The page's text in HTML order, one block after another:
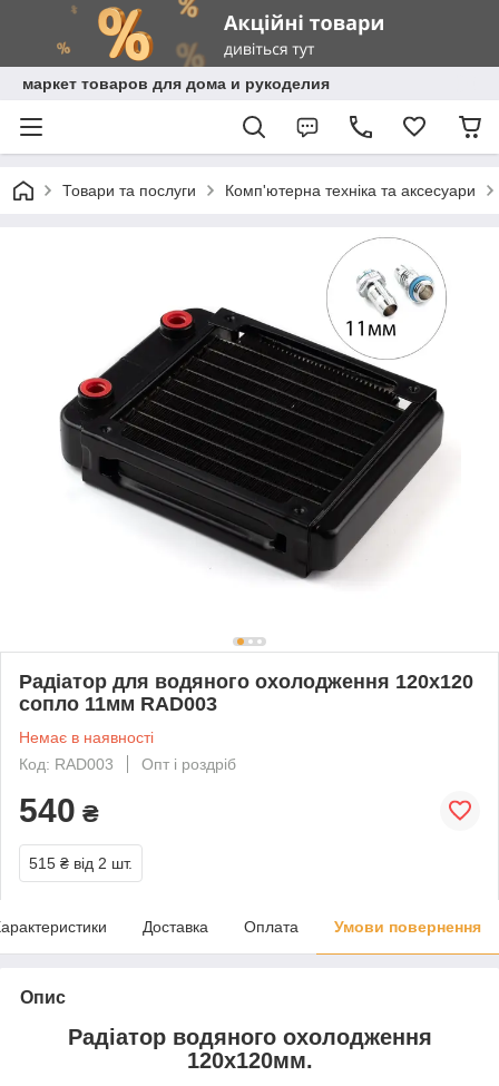
маркет товаров для дома и рукоделия
Товари та послуги Комп'ютерна техніка та аксесуари
Радіатор для водяного охолодження 120х120
сопло 11мм RAD003
Немає в наявності
Код: RAD003
Опт і роздріб
540 ₴
515 ₴ від 2 шт.
Доставка Оплата Умови повернення
Опис
Радіатор водяного охолодження
120х120мм.